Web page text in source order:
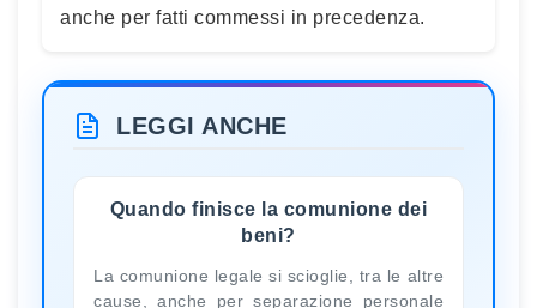
anche per fatti commessi in precedenza.
LEGGI ANCHE
Quando finisce la comunione dei
beni?
La comunione legale si scioglie, tra le altre
cause, anche per separazione personale